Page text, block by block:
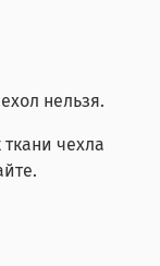
нельзя.
чехла